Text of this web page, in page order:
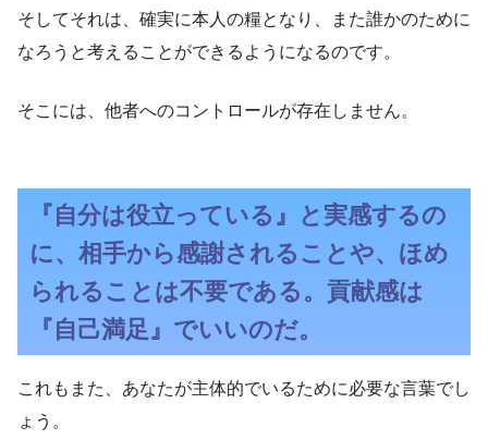
そしてそれは、確実に本人の糧となり、また誰かのために
なろうと考えることができるようになるのです。
そこには、他者へのコントロールが存在しません。
『自分は役立っている』と実感するの
に、相手から感謝されることや、ほめ
られることは不要である。貢献感は
『自己満足』でいいのだ。
これもまた、あなたが主体的でいるために必要な言葉でし
ょう。